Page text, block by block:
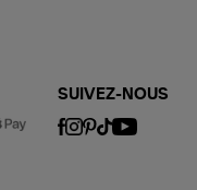
SUIVEZ-NOUS